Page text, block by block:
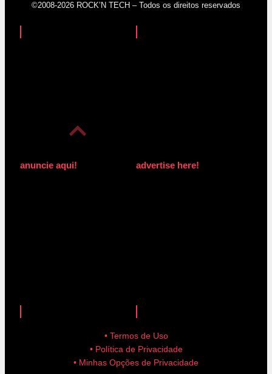
©2008-2026 ROCK’N TECH – Todos os direitos reservados
anuncie aqui! advertise here!
• Termos de Uso
• Política de Privacidade
• Minhas Opções de Privacidade